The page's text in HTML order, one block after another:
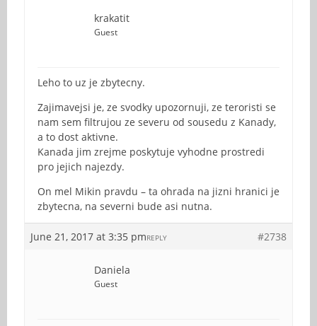
krakatit
Guest
Leho to uz je zbytecny.
Zajimavejsi je, ze svodky upozornuji, ze teroristi se
nam sem filtrujou ze severu od sousedu z Kanady,
a to dost aktivne.
Kanada jim zrejme poskytuje vyhodne prostredi
pro jejich najezdy.
On mel Mikin pravdu – ta ohrada na jizni hranici je
zbytecna, na severni bude asi nutna.
June 21, 2017 at 3:35 pm #2738
REPLY
Daniela
Guest